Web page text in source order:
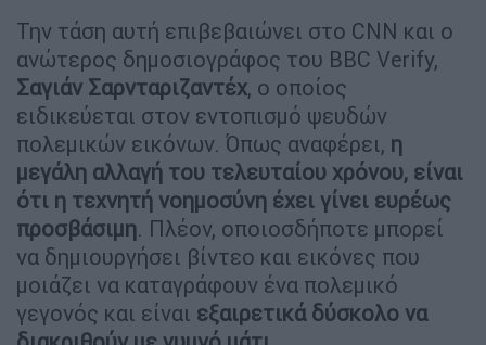
Την τάση αυτή επιβεβαιώνει στο CNN και ο
ανώτερος δημοσιογράφος του BBC Verify,
Σαγιάν Σαρνταριζαντέχ, ο οποίος
ειδικεύεται στον εντοπισμό ψευδών
πολεμικών εικόνων. Όπως αναφέρει, η
μεγάλη αλλαγή του τελευταίου χρόνου, είναι
ότι η τεχνητή νοημοσύνη έχει γίνει ευρέως
προσβάσιμη. Πλέον, οποιοσδήποτε μπορεί
να δημιουργήσει βίντεο και εικόνες που
μοιάζει να καταγράφουν ένα πολεμικό
γεγονός και είναι εξαιρετικά δύσκολο να